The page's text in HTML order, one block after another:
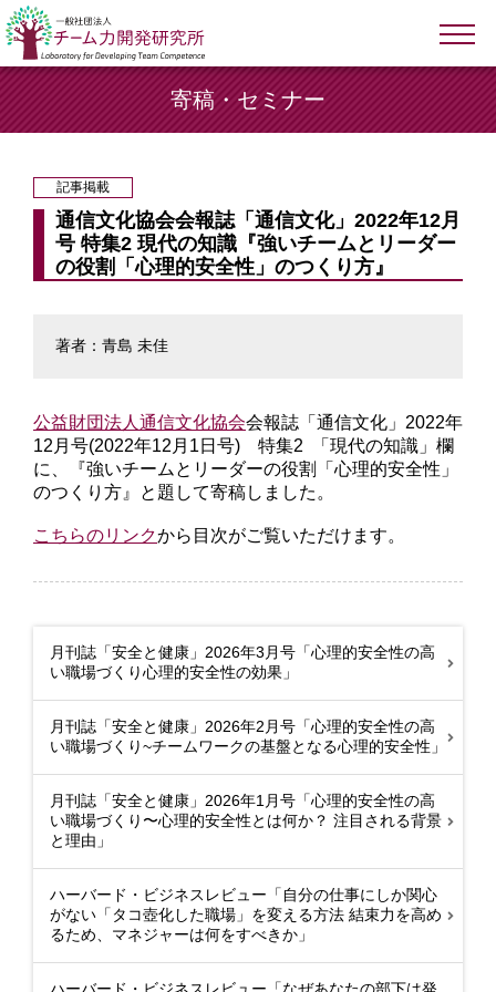
寄稿・セミナー
記事掲載
通信文化協会会報誌「通信文化」2022年12月
号 特集2 現代の知識『強いチームとリーダー
の役割「心理的安全性」のつくり方』
著者：青島 未佳
公益財団法人通信文化協会会報誌「通信文化」2022年
12月号(2022年12月1日号) 特集2 「現代の知識」欄
に、『強いチームとリーダーの役割「心理的安全性」
のつくり方』と題して寄稿しました。
こちらのリンクから目次がご覧いただけます。
月刊誌「安全と健康」2026年3月号「心理的安全性の高
い職場づくり心理的安全性の効果」
月刊誌「安全と健康」2026年2月号「心理的安全性の高
い職場づくり~チームワークの基盤となる心理的安全性」
月刊誌「安全と健康」2026年1月号「心理的安全性の高
い職場づくり〜心理的安全性とは何か？ 注目される背景
と理由」
ハーバード・ビジネスレビュー「自分の仕事にしか関心
がない「タコ壺化した職場」を変える方法 結束力を高め
るため、マネジャーは何をすべきか」